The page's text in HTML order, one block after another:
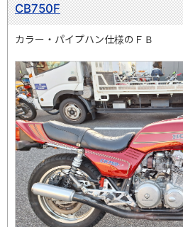
CB750F
カラー・パイプハン仕様のＦＢ